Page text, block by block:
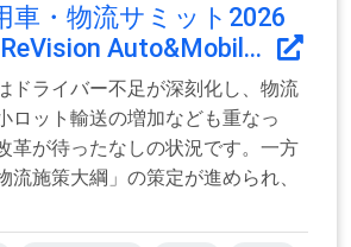
車・物流サミット2026
Auto&Mobil...
ドライバー不足が深刻化し、物流
ロット輸送の増加なども重なっ
革が待ったなしの状況です。一方
流施策大綱」の策定が進められ、